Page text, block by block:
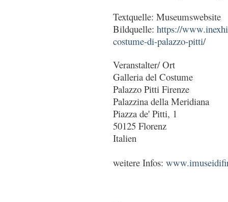
Textquelle: Museumswebsite
Bildquelle:https://
costume-di-palazzo-pitti/
Veranstalter/ Ort
Galleria del Costume
Palazzo Pitti Firenze
Palazzina della Meridiana
Piazza de' Pitti, 1
50125 Florenz
Italien
weitere Infos: